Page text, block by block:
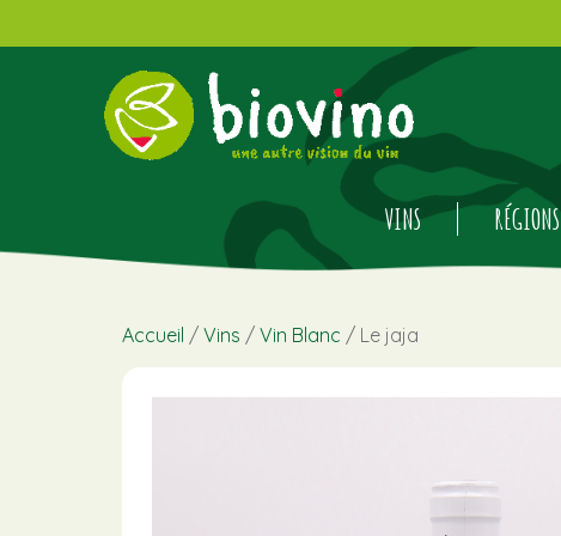
VINS RÉGIONS
Accueil / Vins / Vin Blanc / Le jaja